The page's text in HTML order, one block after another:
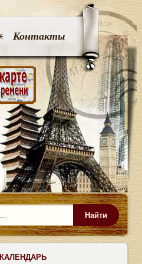
Контакты
Найти
КАЛЕНДАРЬ